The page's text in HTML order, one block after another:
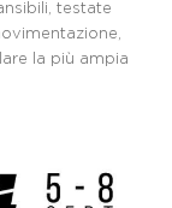
testate
la più ampia